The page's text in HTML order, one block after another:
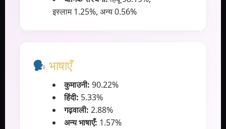
इस्लाम 1.25%, अन्य 0.56%
भाषाएँ
कुमाउनी: 90.22%
हिंदी: 5.33%
गढ़वाली: 2.88%
अन्य भाषाएँ: 1.57%